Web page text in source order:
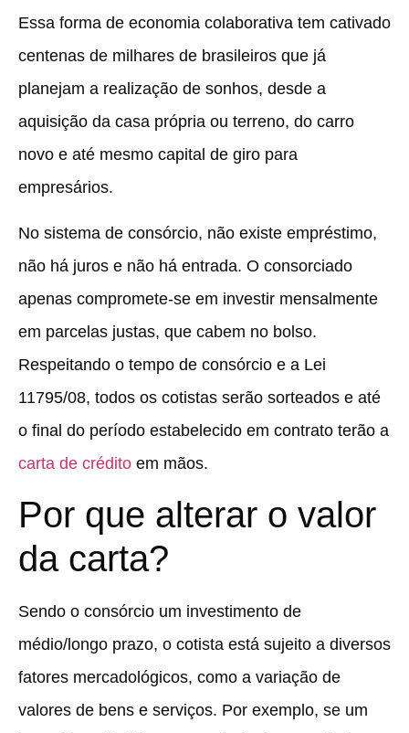
Essa forma de economia colaborativa tem cativado
centenas de milhares de brasileiros que já
planejam a realização de sonhos, desde a
aquisição da casa própria ou terreno, do carro
novo e até mesmo capital de giro para
empresários.
No sistema de consórcio, não existe empréstimo,
não há juros e não há entrada. O consorciado
apenas compromete-se em investir mensalmente
em parcelas justas, que cabem no bolso.
Respeitando o tempo de consórcio e a Lei
11795/08, todos os cotistas serão sorteados e até
o final do período estabelecido em contrato terão a
carta de crédito em mãos.
Por que alterar o valor
da carta?
Sendo o consórcio um investimento de
médio/longo prazo, o cotista está sujeito a diversos
fatores mercadológicos, como a variação de
valores de bens e serviços. Por exemplo, se um